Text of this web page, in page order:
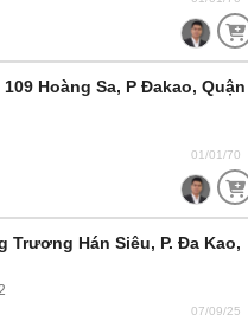
Hoàng Sa, P Đakao, Quận
01/01/70
Trương Hán Siêu, P. Đa Kao,
07/09/25